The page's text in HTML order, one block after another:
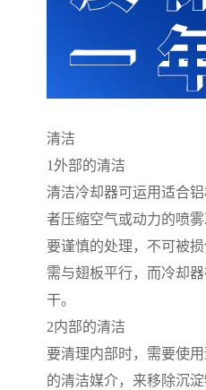
清洁
1外部的清洁
清洁冷却器可运用适合
者压缩空气或动力的喷
要谨慎的处理，不可被
需与翅板平行，而冷却
干。
2内部的清洁
要清理内部时，需要使
的清洁媒介，来移除沉